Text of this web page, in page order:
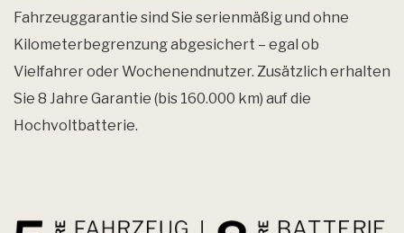
Fahrzeuggarantie sind Sie serienmäßig und ohne
Kilometerbegrenzung abgesichert – egal ob
Vielfahrer oder Wochenendnutzer. Zusätzlich erhalten
Sie 8 Jahre Garantie (bis 160.000 km) auf die
Hochvoltbatterie.